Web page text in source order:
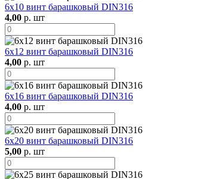
6х10 винт барашковый DIN316
4,00 р. шт
6х12 винт барашковый DIN316
4,00 р. шт
6х16 винт барашковый DIN316
4,00 р. шт
6х20 винт барашковый DIN316
5,00 р. шт